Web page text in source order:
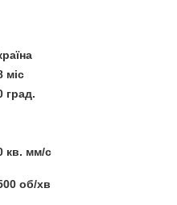
міс
град.
кв. мм/с
об/хв